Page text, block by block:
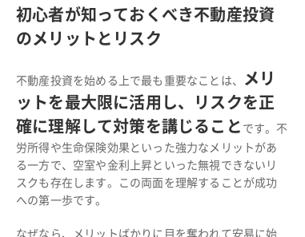
初心者が知っておくべき不動産投資
のメリットとリスク
不動産投資を始める上で最も重要なことは、
メリ
ットを最大限に活用し、リスクを正
確に理解して対策を講じること です。不
労所得や生命保険効果といった強力なメリットがあ
る一方で、空室や金利上昇といった無視できないリ
スクも存在します。この両面を理解することが成功
への第一歩です。
なぜなら、メリットばかりに目を奪われて安易に始